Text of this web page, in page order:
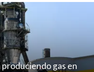
gas en